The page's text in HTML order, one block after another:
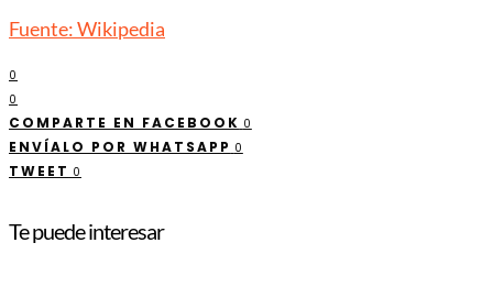
Fuente: Wikipedia
0
0
COMPARTE EN FACEBOOK 0
ENVÍALO POR WHATSAPP 0
TWEET 0
Te puede interesar